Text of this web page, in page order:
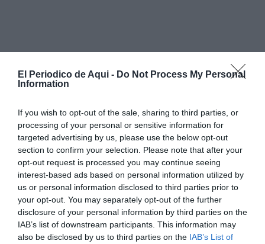
El Periodico de Aqui - Do Not Process My Personal
Information
If you wish to opt-out of the sale, sharing to third parties, or
processing of your personal or sensitive information for
targeted advertising by us, please use the below opt-out
section to confirm your selection. Please note that after your
opt-out request is processed you may continue seeing
interest-based ads based on personal information utilized by
us or personal information disclosed to third parties prior to
your opt-out. You may separately opt-out of the further
disclosure of your personal information by third parties on the
IAB’s list of downstream participants. This information may
also be disclosed by us to third parties on the IAB’s List of
700.000 euros
Uno de los aspectos que más destaca el ejecutivo local
es la evolución de la deuda del Ayuntamiento. Según
recuerdan desde el ejecutivo, al inicio de la actual
etapa de gestión la deuda municipal rondaba los
cuatro millones de euros. En la actualidad, la cantidad
pendiente de amortizar se sitúa en torno a los 700.000
euros.